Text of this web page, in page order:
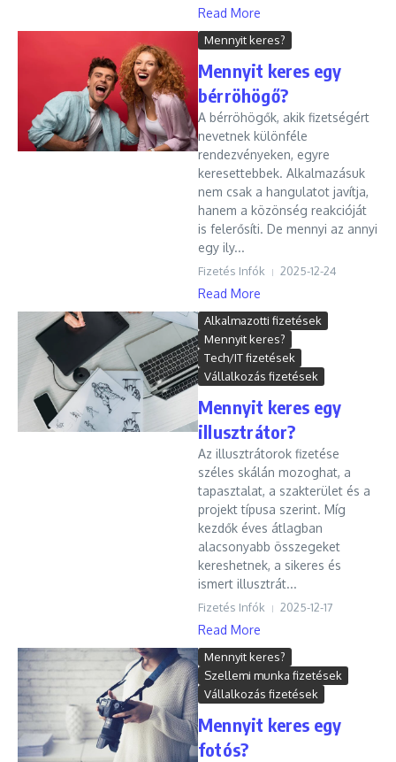
Read More
Mennyit keres?
Mennyit keres egy
bérröhögő?
A bérröhögők, akik fizetségért
nevetnek különféle
rendezvényeken, egyre
keresettebbek. Alkalmazásuk
nem csak a hangulatot javítja,
hanem a közönség reakcióját
is felerősíti. De mennyi az annyi
egy ily...
Fizetés Infók 2025-12-24
Read More
Alkalmazotti fizetések
Mennyit keres?
Tech/IT fizetések
Vállalkozás fizetések
Mennyit keres egy
illusztrátor?
Az illusztrátorok fizetése
széles skálán mozoghat, a
tapasztalat, a szakterület és a
projekt típusa szerint. Míg
kezdők éves átlagban
alacsonyabb összegeket
kereshetnek, a sikeres és
ismert illusztrát...
Fizetés Infók 2025-12-17
Read More
Mennyit keres?
Szellemi munka fizetések
Vállalkozás fizetések
Mennyit keres egy
fotós?